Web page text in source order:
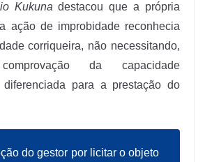
Kukuna destacou que a própria
ação de improbidade reconhecia
corriqueira, não necessitando,
da capacidade
diferenciada para a prestação do
do gestor por licitar o objeto